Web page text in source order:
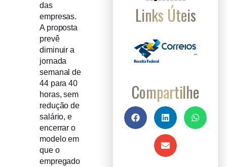
das
empresas.
A proposta
prevê
diminuir a
jornada
semanal de
44 para 40
horas, sem
redução de
salário, e
encerrar o
modelo em
que o
empregado
Links Úteis
Compartilhe